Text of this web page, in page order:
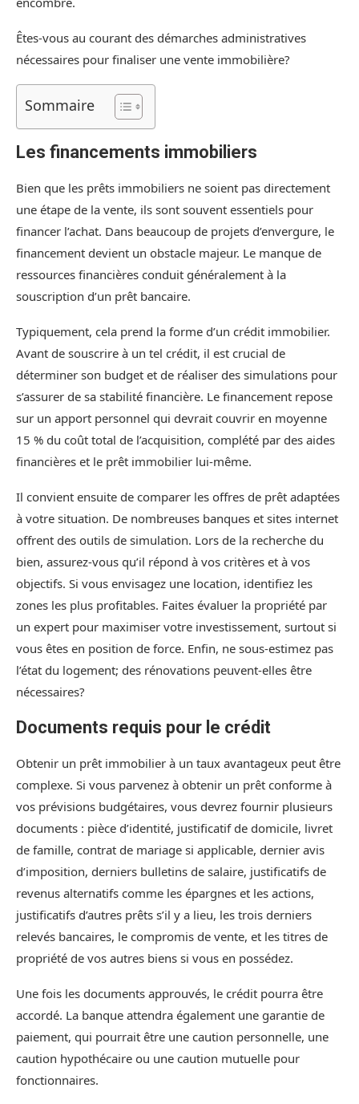
Êtes-vous au courant des démarches administratives
nécessaires pour finaliser une vente immobilière?
Sommaire
Les financements immobiliers
Bien que les prêts immobiliers ne soient pas directement
une étape de la vente, ils sont souvent essentiels pour
financer l’achat. Dans beaucoup de projets d’envergure, le
financement devient un obstacle majeur. Le manque de
ressources financières conduit généralement à la
souscription d’un prêt bancaire.
Typiquement, cela prend la forme d’un crédit immobilier.
Avant de souscrire à un tel crédit, il est crucial de
déterminer son budget et de réaliser des simulations pour
s’assurer de sa stabilité financière. Le financement repose
sur un apport personnel qui devrait couvrir en moyenne
15 % du coût total de l’acquisition, complété par des aides
financières et le prêt immobilier lui-même.
Il convient ensuite de comparer les offres de prêt adaptées
à votre situation. De nombreuses banques et sites internet
offrent des outils de simulation. Lors de la recherche du
bien, assurez-vous qu’il répond à vos critères et à vos
objectifs. Si vous envisagez une location, identifiez les
zones les plus profitables. Faites évaluer la propriété par
un expert pour maximiser votre investissement, surtout si
vous êtes en position de force. Enfin, ne sous-estimez pas
l’état du logement; des rénovations peuvent-elles être
nécessaires?
Documents requis pour le crédit
Obtenir un prêt immobilier à un taux avantageux peut être
complexe. Si vous parvenez à obtenir un prêt conforme à
vos prévisions budgétaires, vous devrez fournir plusieurs
documents : pièce d’identité, justificatif de domicile, livret
de famille, contrat de mariage si applicable, dernier avis
d’imposition, derniers bulletins de salaire, justificatifs de
revenus alternatifs comme les épargnes et les actions,
justificatifs d’autres prêts s’il y a lieu, les trois derniers
relevés bancaires, le compromis de vente, et les titres de
propriété de vos autres biens si vous en possédez.
Une fois les documents approuvés, le crédit pourra être
accordé. La banque attendra également une garantie de
paiement, qui pourrait être une caution personnelle, une
caution hypothécaire ou une caution mutuelle pour
fonctionnaires.